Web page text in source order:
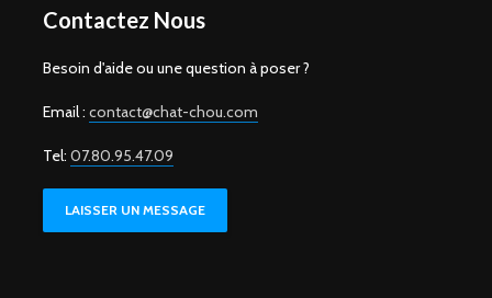
Contactez Nous
Besoin d'aide ou une question à poser ?
Email : contact@chat-chou.com
Tel: 07.80.95.47.09
LAISSER UN MESSAGE